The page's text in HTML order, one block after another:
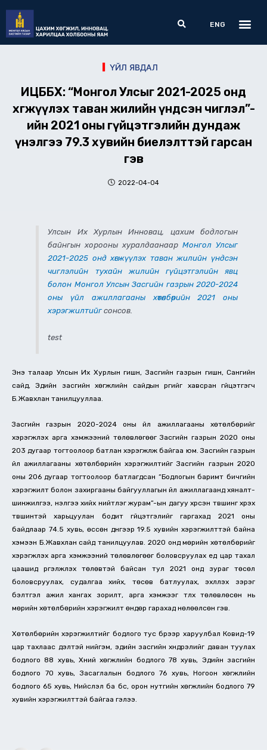
content
Search
ENG
ҮЙЛ ЯВДАЛ
ИЦББХ: “Монгол Улсыг 2021-2025 онд
хөгжүүлэх таван жилийн үндсэн чиглэл”-
ийн 2021 оны гүйцэтгэлийн дундаж
үнэлгээ 79.3 хувийн биелэлттэй гарсан
гэв
2022-04-04
Улсын Их Хурлын Инновац, цахим бодлогын
байнгын хорооны хуралдаанаарМонгол Улсыг
2021-2025 онд хөгжүүлэх таван жилийн үндсэн
чиглэлийн тухайн жилийн гүйцэтгэлийн явц
болон Монгол Улсын Засгийн газрын 2020-2024
оны үйл ажиллагааны хөтөлбөрийн 2021 оны
хэрэгжилтийгсонсов.
test
Энэ талаар Улсын Их Хурлын гишүүн, Засгийн газрын гишүүн, Сангийн
сайд, Эдийн засгийн хөгжлийн сайдын үүргийг хавсран гүйцэтгэгч
Б.Жавхлан танилцууллаа.
Засгийн газрын 2020-2024 оны үйл ажиллагааны хөтөлбөрийг
хэрэгжүүлэх арга хэмжээний төлөвлөгөөг Засгийн газрын 2020 оны
203 дугаар тогтоолоор батлан хэрэгжүүлж байгаа юм. Засгийн газрын
үйл ажиллагааны хөтөлбөрийн хэрэгжилтийг Засгийн газрын 2020
оны 206 дугаар тогтоолоор батлагдсан “Бодлогын баримт бичгийн
хэрэгжилт болон захиргааны байгууллагын үйл ажиллагаанд хяналт-
шинжилгээ, үнэлгээ хийх нийтлэг журам”-ын дагуу хүрсэн түвшинг хүрэх
түвшинтэй харьцуулан бодит гүйцэтгэлийг гаргахад 2021 оны
байдлаар 74.5 хувь, өссөн дүнгээр 19.5 хувийн хэрэгжилттэй байна
хэмээн Б.Жавхлан сайд танилцуулав. 2020 онд мөрийн хөтөлбөрийг
хэрэгжүүлэх арга хэмжээний төлөвлөгөөг боловсруулах үед цар тахал
цаашид үргэлжлэх төлөвтэй байсан тул 2021 онд зураг төсөл
боловсруулах, судалгаа хийх, төсөв батлуулах, эхлүүлэх зэрэг
бэлтгэл ажил хангах зорилт, арга хэмжээг түлхүү төлөвлөсөн нь
мөрийн хөтөлбөрийн хэрэгжилт өндөр гарахад нөлөөлсөн гэв.
Хөтөлбөрийн хэрэгжилтийг бодлого тус бүрээр харуулбал Ковид-19
цар тахлаас үүдэлтэй нийгэм, эдийн засгийн хүндрэлийг даван туулах
бодлого 88 хувь, Хүний хөгжлийн бодлого 78 хувь, Эдийн засгийн
бодлого 70 хувь, Засаглалын бодлого 76 хувь, Ногоон хөгжлийн
бодлого 65 хувь, Нийслэл ба бүс, орон нутгийн хөгжлийн бодлого 79
хувийн хэрэгжилттэй байгаа гэлээ.